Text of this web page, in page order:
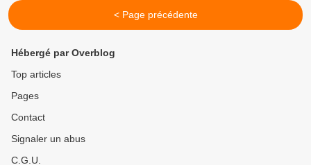
< Page précédente
Hébergé par Overblog
Top articles
Pages
Contact
Signaler un abus
C.G.U.